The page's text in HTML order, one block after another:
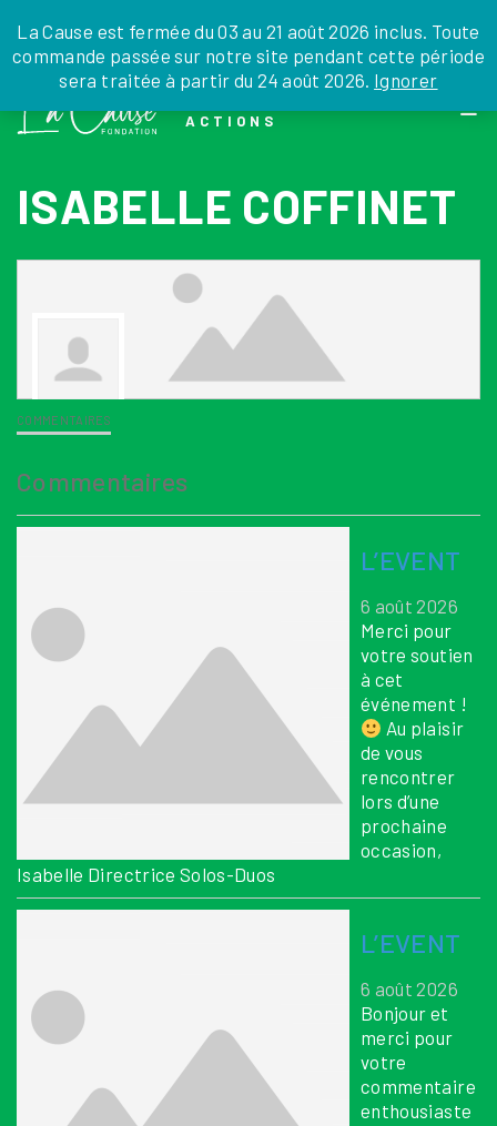
to
the
La Cause est fermée du 03 au 21 août 2026 inclus. Toute
commande passée sur notre site pendant cette période
sera traitée à partir du 24 août 2026. Ignorer
JE DONNE JE PARRAINE NOUS SOUTENIR
DEPUIS LA FRANCE
DEPUIS L’INTERNATIONAL
EN TANT QU’ORGANISATION
0 ARTICLE
ACTIONS
ISABELLE COFFINET
COMMENTAIRES
Commentaires
L’EVENT
6 août 2026
Merci pour
votre soutien
à cet
événement !
Au plaisir
de vous
rencontrer
lors d’une
prochaine
occasion,
Isabelle Directrice Solos-Duos
L’EVENT
6 août 2026
Bonjour et
merci pour
votre
commentaire
enthousiaste